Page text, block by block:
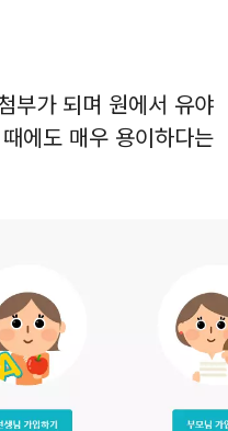
부가 되며 원에서 유야
에도 매우 용이하다는